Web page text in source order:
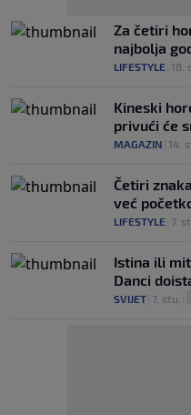
Za četiri
najbolja
LIFESTYLE 18.
Kineski
privući će
MAGAZIN 14.
Četiri
već
LIFESTYLE 7.
Istina ili
Danci
SVIJET 7. stu.